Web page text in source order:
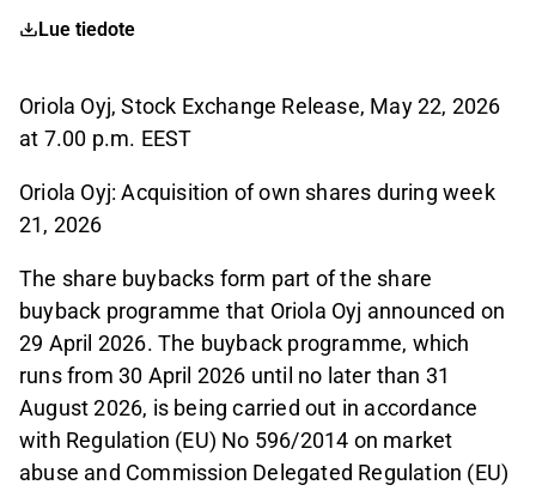
Lue tiedote
Oriola Oyj, Stock Exchange Release, May 22, 2026
at 7.00 p.m. EEST
Oriola Oyj: Acquisition of own shares during week
21, 2026
The share buybacks form part of the share
buyback programme that Oriola Oyj announced on
29 April 2026. The buyback programme, which
runs from 30 April 2026 until no later than 31
August 2026, is being carried out in accordance
with Regulation (EU) No 596/2014 on market
abuse and Commission Delegated Regulation (EU)